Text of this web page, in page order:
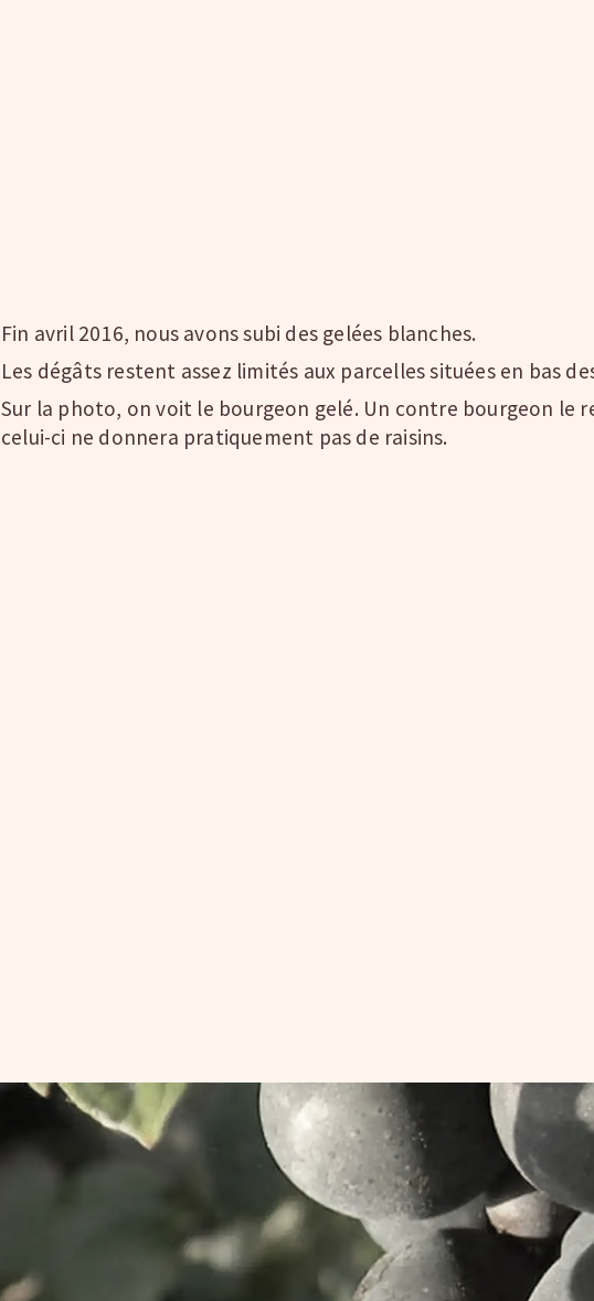
Fin avril 2016, nous avons subi des gelées blanches.
Les dégâts restent assez limités aux parcelles situées en bas
Sur la photo, on voit le bourgeon gelé. Un contre bourgeon le
celui-ci ne donnera pratiquement pas de raisins.